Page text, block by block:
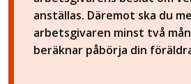
anställas. Däremot ska du
arbetsgivaren minst två
beräknar påbörja din